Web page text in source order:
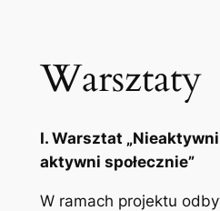
Warsztaty
I. Warsztat
aktywni społecznie”
W ramach projektu